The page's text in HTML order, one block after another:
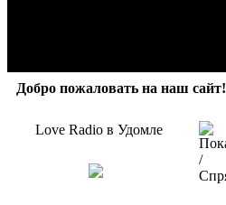
Добро пожаловать на наш сайт!
Love Radio в Удомле